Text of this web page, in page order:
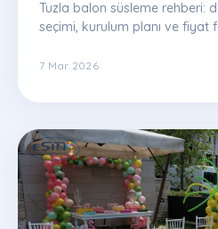
Tuzla balon süsleme rehberi:
seçimi, kurulum planı ve fiyat
7 Mar 2026